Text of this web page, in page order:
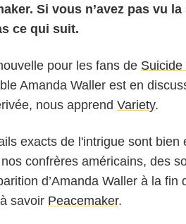
Si vous n’avez pas vu
ce qui suit.
pour les fans de Suicide
Amanda Waller est en
nous apprend Variety.
exacts de l'intrigue sont
nos confrères américains, des
d’Amanda Waller à la fin
savoir Peacemaker.